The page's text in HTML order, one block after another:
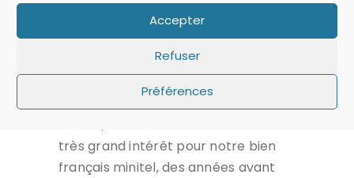
Accepter
Refuser
Préférences
Le minitel aurait inspiré Steve Jobs
(video)
très grand intérêt pour notre bien
français minitel, des années avant